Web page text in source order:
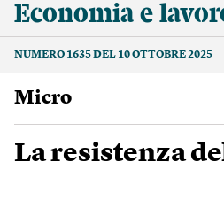
Economia e
NUMERO 1635 DEL 10 OTTOBRE 2025
Micro
La resistenza